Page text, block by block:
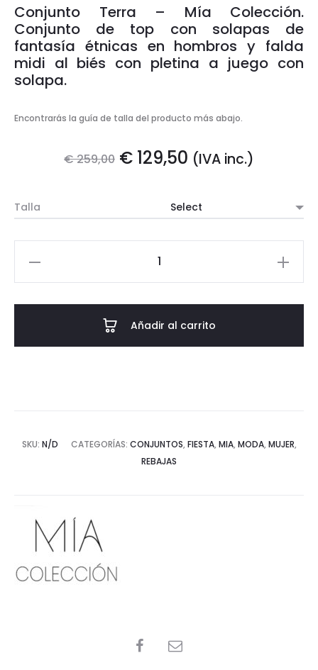
Conjunto Terra – Mía Colección.
Conjunto de top con solapas de
fantasía étnicas en hombros y falda
midi al biés con pletina a juego con
solapa.
Encontrarás la guía de talla del producto más abajo.
€259,00 El
original
€ 129,50 El
actual
(IVA inc.)
Talla
Añadir al carrito
SKU: N/D CATEGORÍAS: CONJUNTOS, FIESTA, MIA, MODA, MUJER,
REBAJAS
SHARE